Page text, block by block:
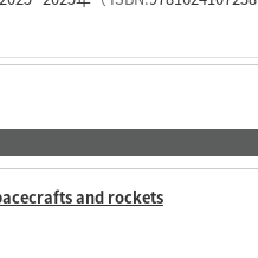
and rockets